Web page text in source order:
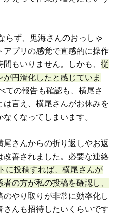
らず、鬼海さんのおっしゃ
アプリの感覚で直感的に操作
もいりません。しかも、 従
円滑化したと感じていま
ての報告も確認も、横尾さ
言え、横尾さんがお休みを
くなってしまいます。
さんからの折り返しやお返
善されました。必要な連絡
に投稿すれば、横尾さんが
の方が私の投稿を確認し、
のやり取りが非常に効率化し
んも招待したいくらいです